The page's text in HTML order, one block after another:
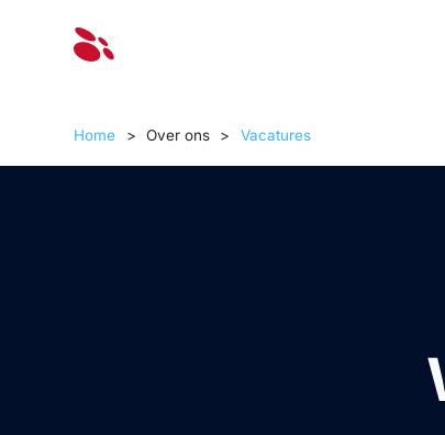
Home > Over ons > Vacatures